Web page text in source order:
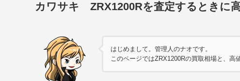
カワサキ ZRX1200Rを査定するときに
はじめまして。管理人のナオです。
このページではZRX1200Rの買取相場と、高